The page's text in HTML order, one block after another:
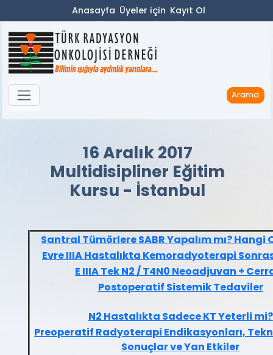
Anasayfa Üyeler için Kayıt Ol
Arama
16 Aralık 2017
Multidisipliner Eğitim
Kursu - İstanbul
Santral Tümörlere SABR Yapalım mı? Hangi
Evre IIIA Hastalıkta Kemoradyoterapi
E IIIA Tek N2 / T4N0 Neoadjuvan +
Postoperatif Sistemik Tedaviler
N2 Hastalıkta Sadece KT Yeterli mi?
Preoperatif Radyoterapi Endikasyonları,
Sonuçlar ve Yan Etkiler